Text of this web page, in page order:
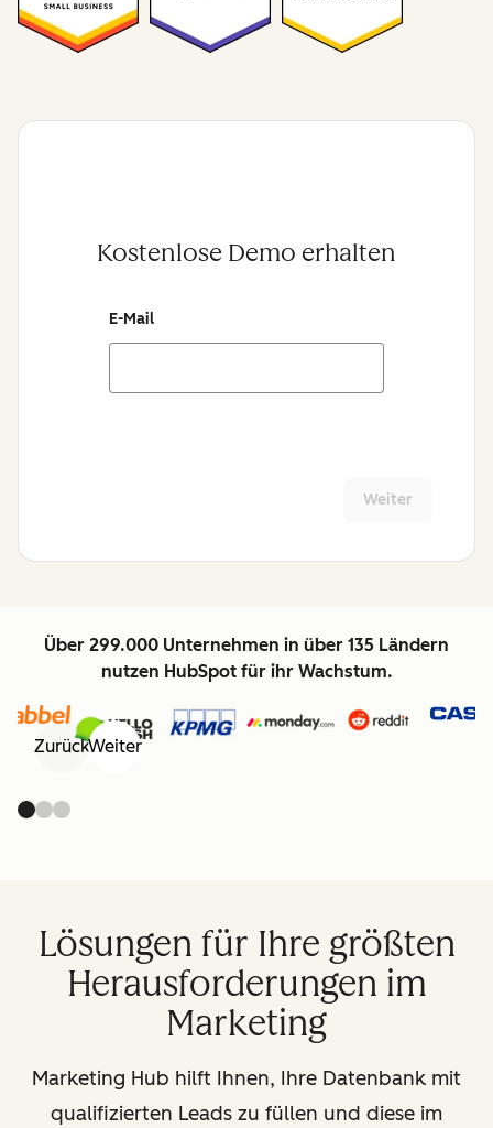
Kostenlose Demo erhalten
E-Mail
Weiter
Über 299.000 Unternehmen in über 135 Ländern
nutzen HubSpot für ihr Wachstum.
ZurückWeiter
Lösungen für Ihre größten
Herausforderungen im
Marketing
Marketing Hub hilft Ihnen, Ihre Datenbank mit
qualifizierten Leads zu füllen und diese im